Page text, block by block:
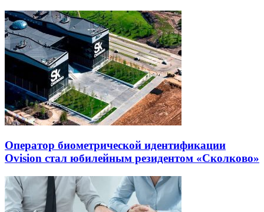
Оператор биометрической идентификации
Ovision стал юбилейным резидентом «Сколково»